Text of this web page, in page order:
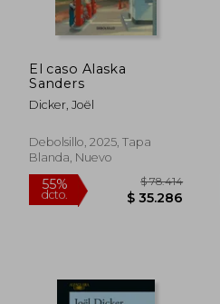
El caso Alaska
Sanders
Dicker, Joël
Debolsillo, 2025, Tapa
Blanda, Nuevo